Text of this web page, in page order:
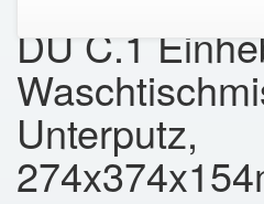
DU C.1
Unterputz,